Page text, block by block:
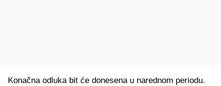
Konačna odluka bit će donesena u narednom periodu.